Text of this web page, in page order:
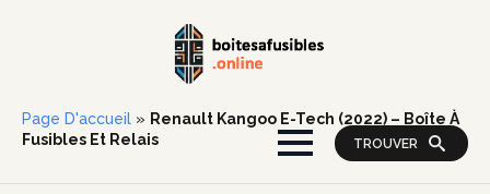
TROUVER
Page D'accueil » Renault Kangoo E-Tech (2022) – Boîte À
Fusibles Et Relais